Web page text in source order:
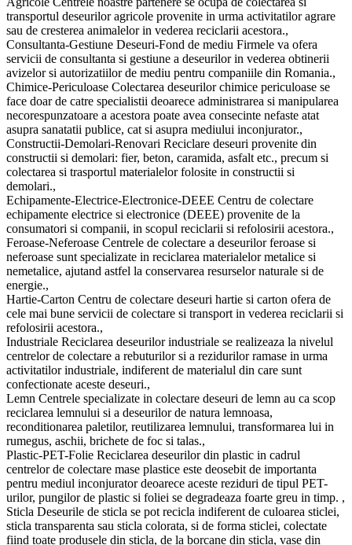
transportul deseurilor agricole provenite in urma activitatilor agrare
sau de cresterea animalelor in vederea reciclarii acestora.,
Consultanta-Gestiune Deseuri-Fond de mediu Firmele va ofera
servicii de consultanta si gestiune a deseurilor in vederea obtinerii
avizelor si autorizatiilor de mediu pentru companiile din Romania.,
Chimice-Periculoase Colectarea deseurilor chimice periculoase se
face doar de catre specialistii deoarece administrarea si manipularea
necorespunzatoare a acestora poate avea consecinte nefaste atat
asupra sanatatii publice, cat si asupra mediului inconjurator.,
Constructii-Demolari-Renovari Reciclare deseuri provenite din
constructii si demolari: fier, beton, caramida, asfalt etc., precum si
colectarea si trasportul materialelor folosite in constructii si
demolari.,
Echipamente-Electrice-Electronice-DEEE Centru de colectare
echipamente electrice si electronice (DEEE) provenite de la
consumatori si companii, in scopul reciclarii si refolosirii acestora.,
Feroase-Neferoase Centrele de colectare a deseurilor feroase si
neferoase sunt specializate in reciclarea materialelor metalice si
nemetalice, ajutand astfel la conservarea resurselor naturale si de
energie.,
Hartie-Carton Centru de colectare deseuri hartie si carton ofera de
cele mai bune servicii de colectare si transport in vederea reciclarii si
refolosirii acestora.,
Industriale Reciclarea deseurilor industriale se realizeaza la nivelul
centrelor de colectare a rebuturilor si a rezidurilor ramase in urma
activitatilor industriale, indiferent de materialul din care sunt
confectionate aceste deseuri.,
Lemn Centrele specializate in colectare deseuri de lemn au ca scop
reciclarea lemnului si a deseurilor de natura lemnoasa,
reconditionarea paletilor, reutilizarea lemnului, transformarea lui in
rumegus, aschii, brichete de foc si talas.,
Plastic-PET-Folie Reciclarea deseurilor din plastic in cadrul
centrelor de colectare mase plastice este deosebit de importanta
pentru mediul inconjurator deoarece aceste reziduri de tipul PET-
urilor, pungilor de plastic si foliei se degradeaza foarte greu in timp. ,
Sticla Deseurile de sticla se pot recicla indiferent de culoarea sticlei,
sticla transparenta sau sticla colorata, si de forma sticlei, colectate
fiind toate produsele din sticla, de la borcane din sticla, vase din